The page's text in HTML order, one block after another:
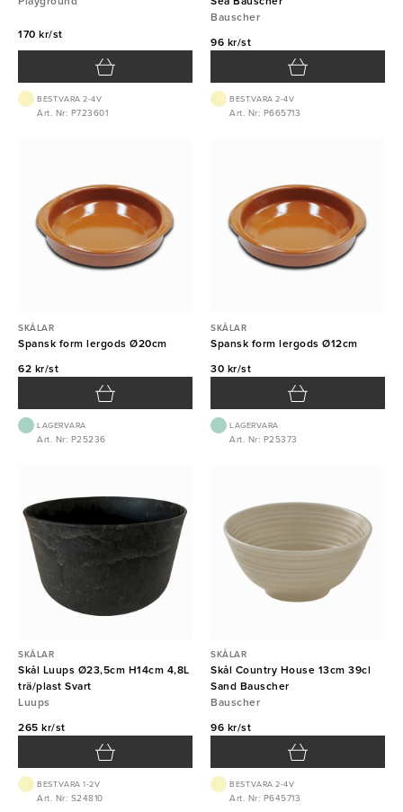
170 kr/st
BEST.VARA 2-4V
Art. Nr: P723601
Bauscher
96 kr/st
BEST.VARA 2-4V
Art. Nr: P665713
SKÅLAR
Spansk form lergods Ø20cm
62 kr/st
LAGERVARA
Art. Nr: P25236
SKÅLAR
Spansk form lergods Ø12cm
30 kr/st
LAGERVARA
Art. Nr: P25373
SKÅLAR
Skål Luups Ø23,5cm H14cm 4,8L
trä/plast Svart
Luups
265 kr/st
BEST.VARA 1-2V
Art. Nr: S24810
SKÅLAR
Skål Country House 13cm 39cl
Sand Bauscher
Bauscher
96 kr/st
BEST.VARA 2-4V
Art. Nr: P645713